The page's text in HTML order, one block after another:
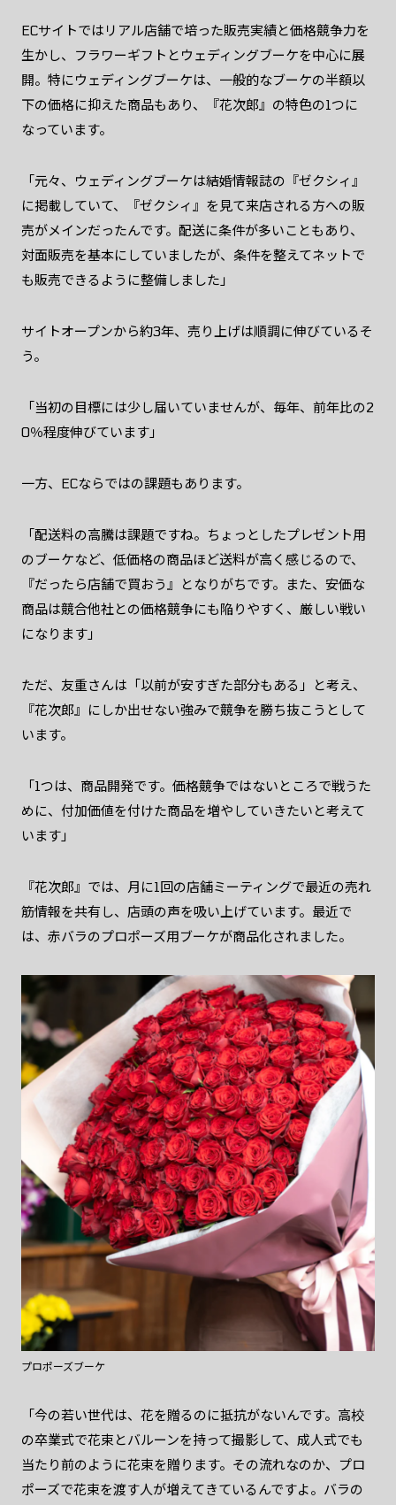
ECサイトではリアル店舗で培った販売実績と価格競争力を
生かし、フラワーギフトとウェディングブーケを中心に展
開。特にウェディングブーケは、一般的なブーケの半額以
下の価格に抑えた商品もあり、『花次郎』の特色の1つに
なっています。
「元々、ウェディングブーケは結婚情報誌の『ゼクシィ』
に掲載していて、『ゼクシィ』を見て来店される方への販
売がメインだったんです。配送に条件が多いこともあり、
対面販売を基本にしていましたが、条件を整えてネットで
も販売できるように整備しました」
サイトオープンから約3年、売り上げは順調に伸びているそ
う。
「当初の目標には少し届いていませんが、毎年、前年比の2
0％程度伸びています」
一方、ECならではの課題もあります。
「配送料の高騰は課題ですね。ちょっとしたプレゼント用
のブーケなど、低価格の商品ほど送料が高く感じるので、
『だったら店舗で買おう』となりがちです。また、安価な
商品は競合他社との価格競争にも陥りやすく、厳しい戦い
になります」
ただ、友重さんは「以前が安すぎた部分もある」と考え、
『花次郎』にしか出せない強みで競争を勝ち抜こうとして
います。
「1つは、商品開発です。価格競争ではないところで戦うた
めに、付加価値を付けた商品を増やしていきたいと考えて
います」
『花次郎』では、月に1回の店舗ミーティングで最近の売れ
筋情報を共有し、店頭の声を吸い上げています。最近で
は、赤バラのプロポーズ用ブーケが商品化されました。
プロポーズブーケ
「今の若い世代は、花を贈るのに抵抗がないんです。高校
の卒業式で花束とバルーンを持って撮影して、成人式でも
当たり前のように花束を贈ります。その流れなのか、プロ
ポーズで花束を渡す人が増えてきているんですよ。バラの